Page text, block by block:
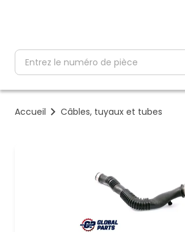
partNumber
Accueil Câbles, tuyaux et tubes